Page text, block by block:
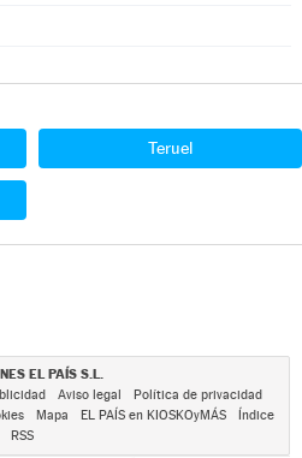
Teruel
EL PAÍS S.L.
Aviso legal
Política de privacidad
Mapa EL PAÍS en KIOSKOyMÁS
Índice
RSS